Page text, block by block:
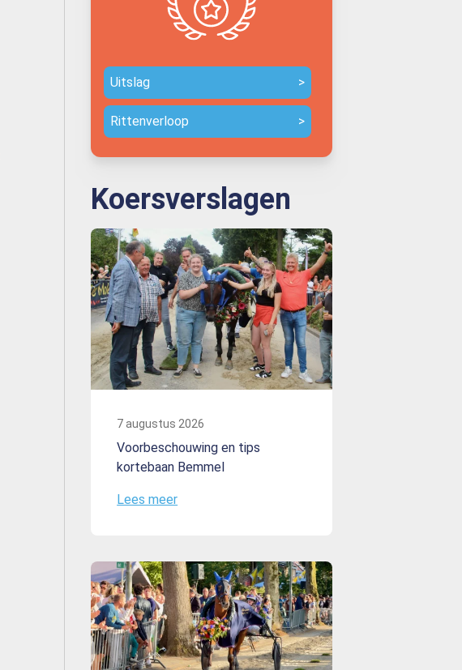
Uitslag >
Rittenverloop >
Koersverslagen
7 augustus 2026
Voorbeschouwing en tips
kortebaan Bemmel
Lees meer